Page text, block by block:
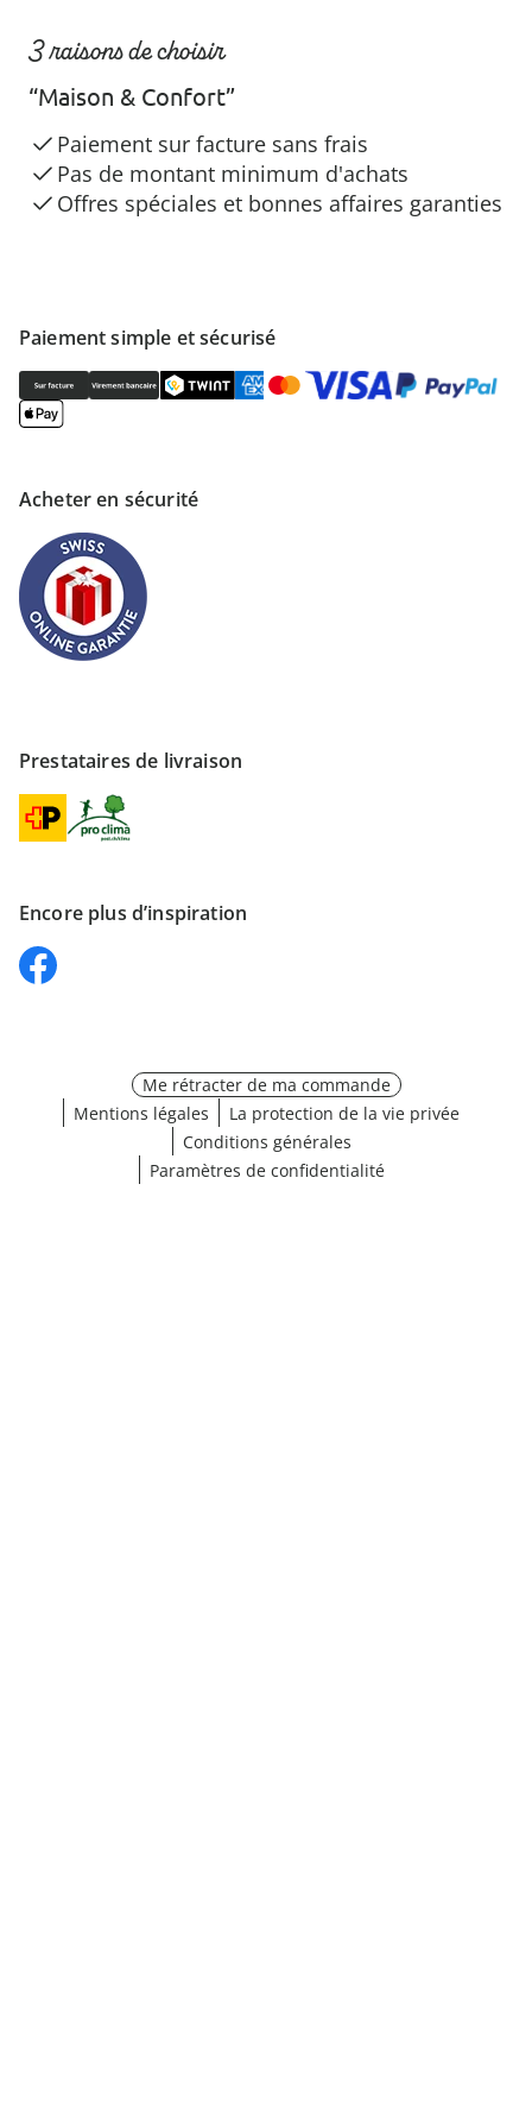
Paiement simple et sécurisé
Acheter en sécurité
Prestataires de livraison
Encore plus d’inspiration
3 raisons de choisir
“Maison & Confort”
Paiement sur facture sans frais
Pas de montant minimum d'achats
Offres spéciales et bonnes affaires garanties
Me rétracter de ma commande
Mentions légales
La protection de la vie privée
Conditions générales
Paramètres de confidentialité